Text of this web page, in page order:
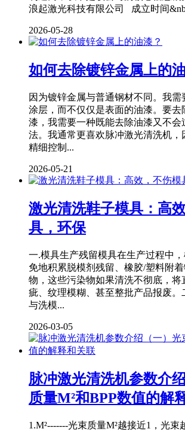
浪起激光科技有限公司 成立时间
2026-05-28
如何去除镀锌金属上的
因为镀锌金属与普通钢材不同。我需
涂层，而不仅仅是表面的油漆。要去
漆，我需要一种既能去除油漆又不会
法。我通常更喜欢脉冲激光清洗机，
精细控制...
2026-05-21
激光清洗鞋子模具：高
具，环保
一.模具生产残留模具在生产过程中
免地积累脱模剂残留、橡胶/塑料附
物，这些污染物如果清洗不彻底，将
疵、纹理模糊、甚至整批产品报废。
与洗模...
2026-03-05
脉冲激光清洗机参数介
质量M²和BPP数值的解
1.M²-------光束质量M²越接近1，光束